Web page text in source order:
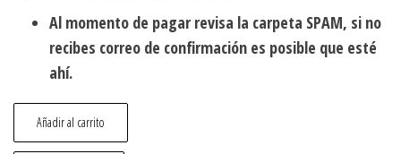
Al momento de pagar revisa la carpeta SPAM, si no
recibes correo de confirmación es posible que esté
ahí.
Añadir al carrito